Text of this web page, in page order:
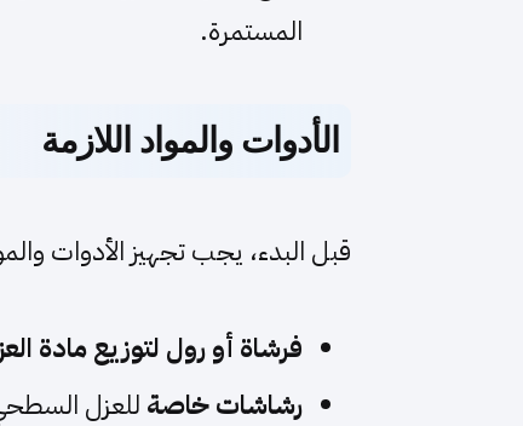
المستمرة.
الأدوات والمواد اللازمة
قبل البدء، يجب تجهيز الأدوات
فرشاة أو رول لتوزيع مادة
رشاشات خاصة للعزل